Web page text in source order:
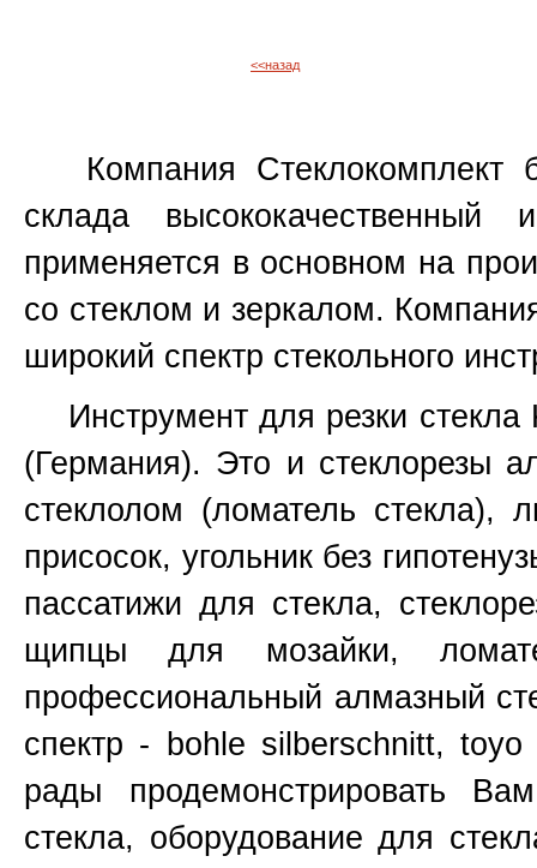
<<назад
Компания Стеклокомплект
склада высококачественный
применяется в основном на
со стеклом и зеркалом.
широкий спектр стекольного
Инструмент для резки стекла
(Германия). Это и стеклорезы
стеклолом (ломатель стекла),
присосок, угольник без
пассатижи для стекла,
щипцы для мозайки,
профессиональный алмазный
спектр - bohle silberschnitt,
рады продемонстрировать
стекла, оборудование для